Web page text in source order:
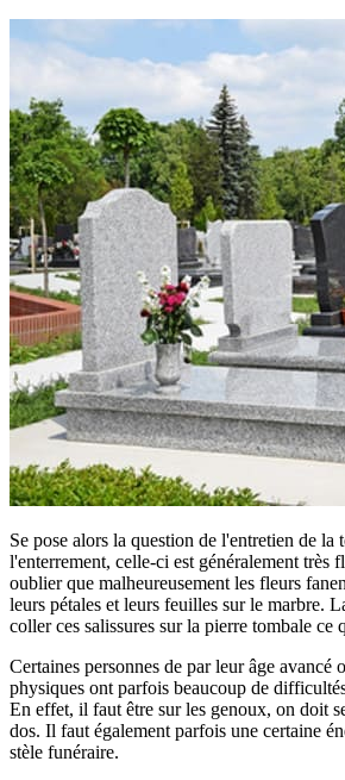
Se pose alors la question de l'entretien de la
l'enterrement, celle-ci est généralement très
oublier que malheureusement les fleurs
leurs pétales et leurs feuilles sur le marbre.
coller ces salissures sur la pierre tombale ce
Certaines personnes de par leur âge avancé
physiques ont parfois beaucoup de
En effet, il faut être sur les genoux, on doit
dos. Il faut également parfois une certaine
stèle funéraire.